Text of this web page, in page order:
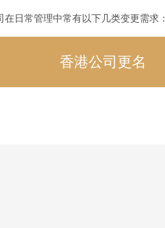
日常管理中常有以下几类变更需求：
香港公司更名